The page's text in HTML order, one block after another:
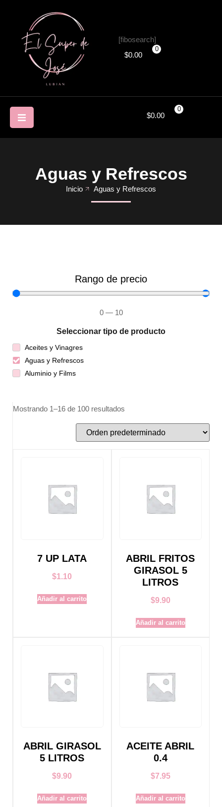
[fibosearch]
$0.00
0
$0.00
0
Aguas y Refrescos
Inicio Aguas y Refrescos
Mostrando 1–16 de 100 resultados
7 UP LATA
$1.10
Añadir al carrito
ABRIL FRITOS
GIRASOL 5
LITROS
$9.90
Añadir al carrito
ABRIL GIRASOL
5 LITROS
$9.90
Añadir al carrito
ACEITE ABRIL
0.4
$7.95
Añadir al carrito
Rango de precio
0— 10
Seleccionar tipo de producto
Aceites y Vinagres
Aguas y Refrescos
Aluminio y Films